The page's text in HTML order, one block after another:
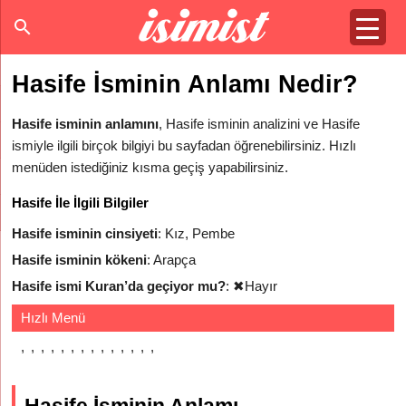
Hasife İsminin Anlamı Nedir?
Hasife isminin anlamını, Hasife isminin analizini ve Hasife
ismiyle ilgili birçok bilgiyi bu sayfadan öğrenebilirsiniz. Hızlı
menüden istediğiniz kısma geçiş yapabilirsiniz.
Hasife İle İlgili Bilgiler
Hasife isminin cinsiyeti: Kız, Pembe
Hasife isminin kökeni: Arapça
Hasife ismi Kuran’da geçiyor mu?: ✖Hayır
Hızlı Menü